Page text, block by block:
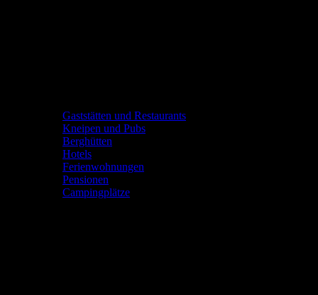
Gaststätten und Restaurants
Kneipen und Pubs
Berghütten
Hotels
Ferienwohnungen
Pensionen
Campingplätze